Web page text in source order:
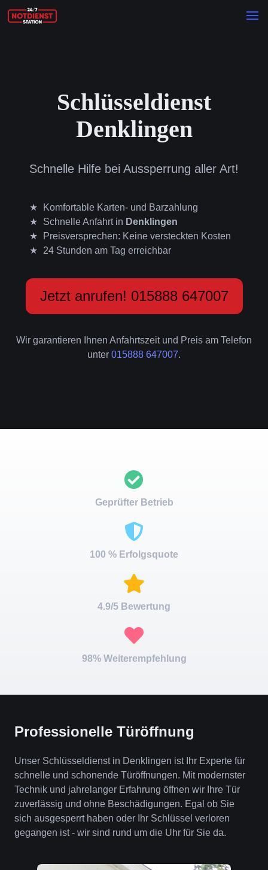
Schlüsseldienst
Denklingen
Schnelle Hilfe bei Aussperrung aller Art!
Komfortable Karten- und Barzahlung
Schnelle Anfahrt in Denklingen
Preisversprechen: Keine versteckten Kosten
24 Stunden am Tag erreichbar
Jetzt anrufen! 015888 647007
Wir garantieren Ihnen Anfahrtszeit und Preis am Telefon
unter 015888 647007.
Geprüfter Betrieb
100 % Erfolgsquote
4.9/5 Bewertung
98% Weiterempfehlung
Professionelle Türöffnung
Unser Schlüsseldienst in Denklingen ist Ihr Experte für
schnelle und schonende Türöffnungen. Mit modernster
Technik und jahrelanger Erfahrung öffnen wir Ihre Tür
zuverlässig und ohne Beschädigungen. Egal ob Sie
sich ausgesperrt haben oder Ihr Schlüssel verloren
gegangen ist - wir sind rund um die Uhr für Sie da.